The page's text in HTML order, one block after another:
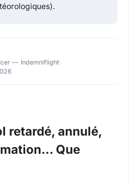
— Indemniflight·
retardé, annulé,
Que